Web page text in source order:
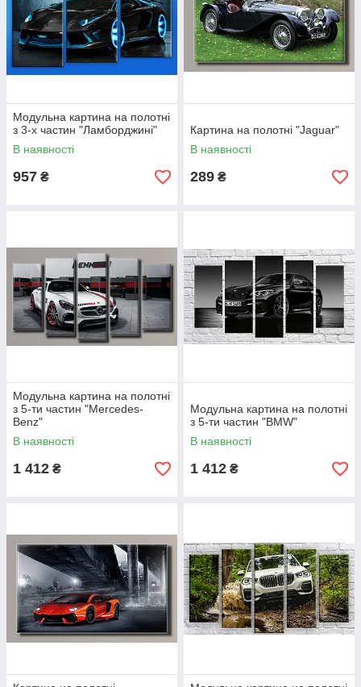
Модульна картина на полотні
з 3-х частин "Ламборджині"
В наявності
957 ₴
Картина на полотні "Jaguar"
В наявності
289 ₴
Модульна картина на полотні
з 5-ти частин "Mercedes-
Benz"
В наявності
1 412 ₴
Модульна картина на полотні
з 5-ти частин "BMW"
В наявності
1 412 ₴